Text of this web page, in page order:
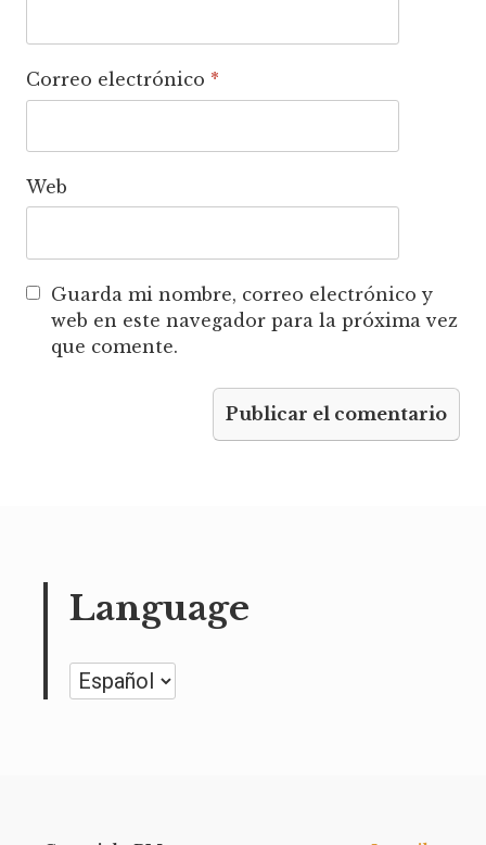
Correo electrónico *
Web
Guarda mi nombre, correo electrónico y
web en este navegador para la próxima vez
que comente.
Language
Language